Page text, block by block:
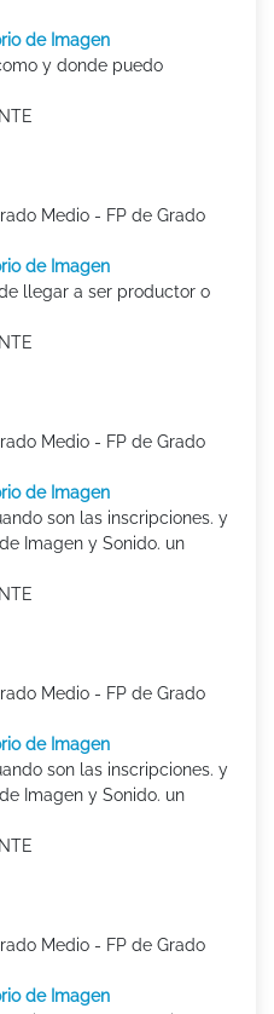
de Imagen
y donde puedo
Medio - FP de Grado
de Imagen
llegar a ser productor o
Medio - FP de Grado
de Imagen
son las inscripciones. y
Imagen y Sonido. un
Medio - FP de Grado
de Imagen
son las inscripciones. y
Imagen y Sonido. un
Medio - FP de Grado
de Imagen